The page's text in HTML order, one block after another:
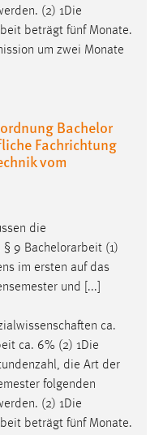
(2) 1Die
beträgt fünf Monate.
um zwei Monate
Bachelor
Fachrichtung
vom
die
§ 9 Bachelorarbeit (1)
im ersten auf das
und [...]
ca.
ca. 6% (2) 1Die
die Art der
folgenden
(2) 1Die
beträgt fünf Monate.